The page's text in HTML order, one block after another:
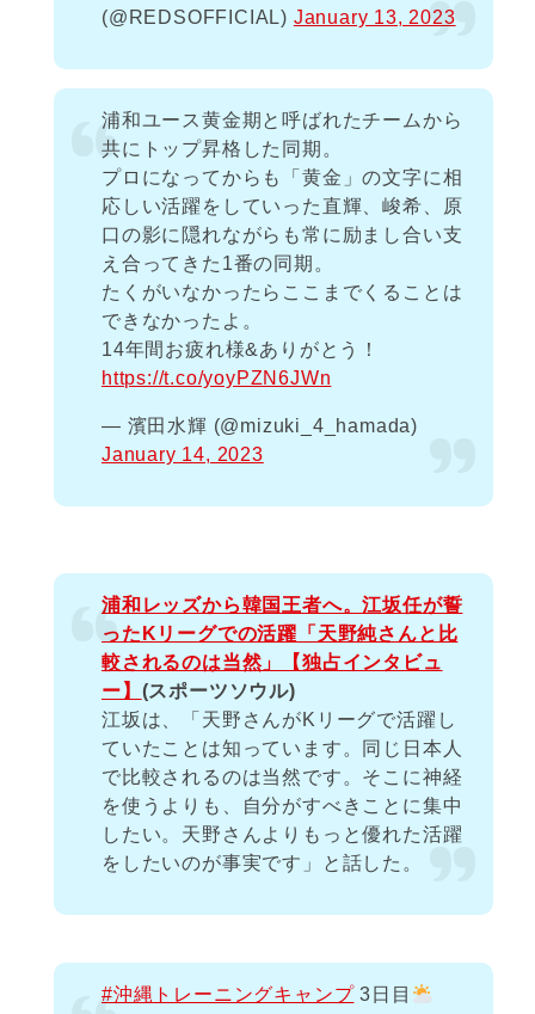
(@REDSOFFICIAL) January 13, 2023
浦和ユース黄金期と呼ばれたチームから
共にトップ昇格した同期。
プロになってからも「黄金」の文字に相
応しい活躍をしていった直輝、峻希、原
口の影に隠れながらも常に励まし合い支
え合ってきた1番の同期。
たくがいなかったらここまでくることは
できなかったよ。
14年間お疲れ様&ありがとう！
https://t.co/yoyPZN6JWn
— 濱田水輝 (@mizuki_4_hamada)
January 14, 2023
浦和レッズから韓国王者へ。江坂任が誓
ったKリーグでの活躍「天野純さんと比
較されるのは当然」【独占インタビュ
ー】 (スポーツソウル)
江坂は、「天野さんがKリーグで活躍し
ていたことは知っています。同じ日本人
で比較されるのは当然です。そこに神経
を使うよりも、自分がすべきことに集中
したい。天野さんよりもっと優れた活躍
をしたいのが事実です」と話した。
#沖縄トレーニングキャンプ3日目